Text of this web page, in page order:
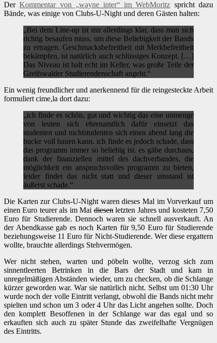
DerKommentar von „wayne_inter“ im WebMoritz spricht dazu
Bände, was einige von Clubs-U-Night und deren Gästen halten:
„Bei dem Line-up ist mir allerdings klar, dass man sich
richtig besaufen muss, um diese Beliebigkeit der Bands
zu ertragen. Geschmacksbefreitheit mit Merkbefreitheit
bekämpfen, ist natürlich auch schlüssiges Konzept. […]
Das Niveau ist halt echt im Keller, was große Teile der
Greifswalder Studierendenschaft angeht.“
Ein wenig freundlicher und anerkennend für die reingesteckte Arbeit
formuliert cime,la dort dazu:
„ich finde es schön, gut und wichtig das eine unmenge
von leuten sich ehrenamtlich dafür einsetzt das
studenten und nichtstudenten sich einen abend lang die
hucke voll hauen kann. ich finde es jedoch schade, dass
das programm immer so beliebig ist. es gäbe durchaus,
dank der finanziellen mittel des dachverbandes, die
möglichkeit ein anspruchsvolles programm zu bieten,
leider findet das nicht statt und dieser umstand ist
äußerst schade.“
Die Karten zur Clubs-U-Night waren dieses Mal im Vorverkauf um
einen Euro teurer als im Maidiesenletzten Jahres und kosteten 7,50
Euro für Studierende. Dennoch waren sie schnell ausverkauft. An
der Abendkasse gab es noch Karten für 9,50 Euro für Studierende
beziehungsweise 11 Euro für Nicht-Studierende. Wer diese ergattern
wollte, brauchte allerdings Stehvermögen.
Wer nicht stehen, warten und pöbeln wollte, verzog sich zum
sinnentleerten Betrinken in die Bars der Stadt und kam in
unregelmäßigen Abständen wieder, um zu checken, ob die Schlange
kürzer geworden war. War sie natürlich nicht. Selbst um 01:30 Uhr
wurde noch der volle Eintritt verlangt, obwohl die Bands nicht mehr
spielten und schon um 3 oder 4 Uhr das Licht angehen sollte. Doch
den komplett Besoffenen in der Schlange war das egal und so
erkauften sich auch zu später Stunde das zweifelhafte Vergnügen
des Eintritts.